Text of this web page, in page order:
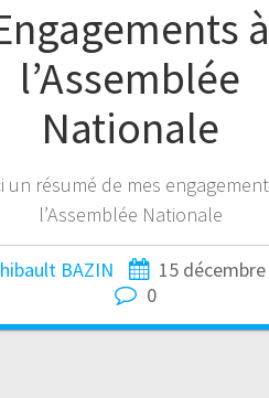
à
l’Assemblée
Nationale
un résumé de mes
l’Assemblée Nationale
BAZIN
15
0